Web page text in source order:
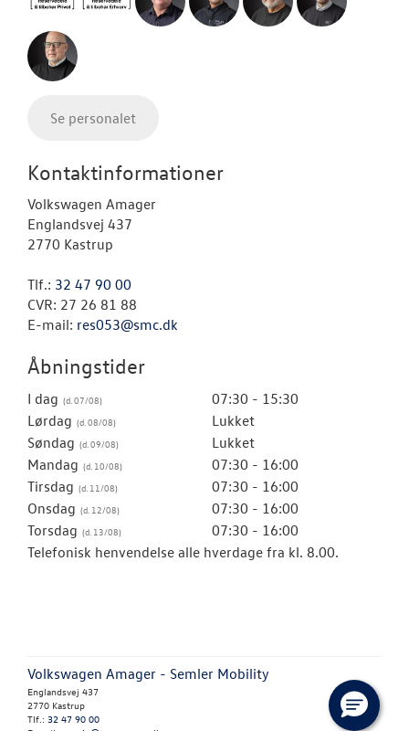
Se personalet
Kontaktinformationer
Volkswagen Amager
Englandsvej 437
2770 Kastrup
Tlf.: 32 47 90 00
CVR: 27 26 81 88
E-mail: res053@smc.dk
Åbningstider
I dag
07:30 - 15:30
Lørdag
Lukket
Søndag
Lukket
Mandag
07:30 - 16:00
Tirsdag
07:30 - 16:00
Onsdag
07:30 - 16:00
Torsdag
07:30 - 16:00
Telefonisk henvendelse alle hverdage fra kl. 8.00.
Volkswagen Amager - Semler Mobility
Englandsvej 437
2770 Kastrup
Tlf.: 32 47 90 00